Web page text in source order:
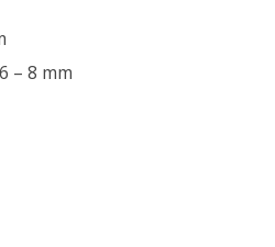
– 8 mm